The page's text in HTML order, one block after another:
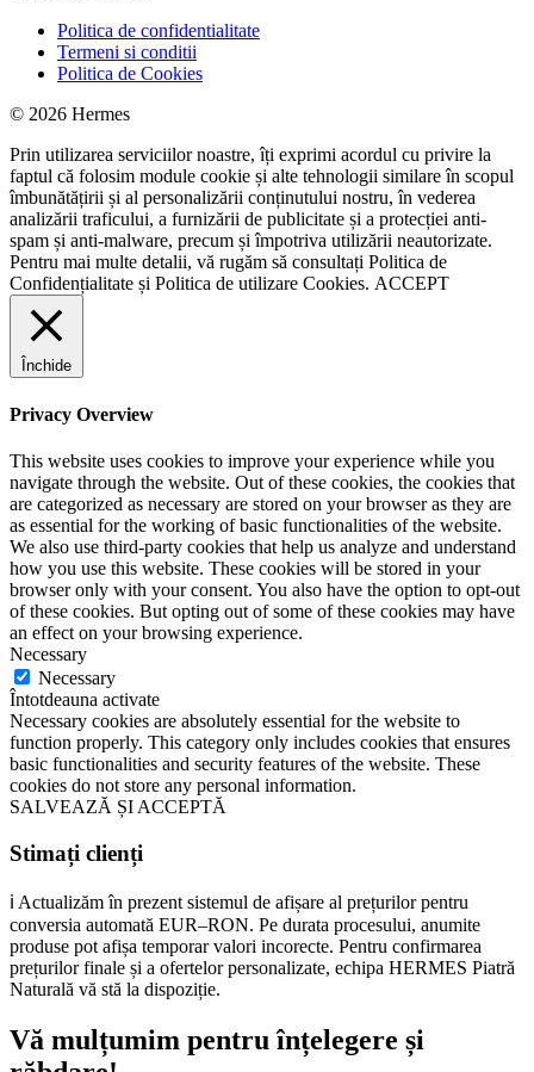
Politica de confidentialitate
Termeni si conditii
Politica de Cookies
© 2026 Hermes
Prin utilizarea serviciilor noastre, îți exprimi acordul cu privire la
faptul că folosim module cookie și alte tehnologii similare în scopul
îmbunătățirii și al personalizării conținutului nostru, în vederea
analizării traficului, a furnizării de publicitate și a protecției anti-
spam și anti-malware, precum și împotriva utilizării neautorizate.
Pentru mai multe detalii, vă rugăm să consultați Politica de
Confidențialitate și Politica de utilizare Cookies. ACCEPT
Închide
Privacy Overview
This website uses cookies to improve your experience while you
navigate through the website. Out of these cookies, the cookies that
are categorized as necessary are stored on your browser as they are
as essential for the working of basic functionalities of the website.
We also use third-party cookies that help us analyze and understand
how you use this website. These cookies will be stored in your
browser only with your consent. You also have the option to opt-out
of these cookies. But opting out of some of these cookies may have
an effect on your browsing experience.
Necessary
Necessary
Întotdeauna activate
Necessary cookies are absolutely essential for the website to
function properly. This category only includes cookies that ensures
basic functionalities and security features of the website. These
cookies do not store any personal information.
SALVEAZĂ ȘI ACCEPTĂ
Stimați clienți
ℹ️ Actualizăm în prezent sistemul de afișare al prețurilor pentru
conversia automată EUR–RON. Pe durata procesului, anumite
produse pot afișa temporar valori incorecte. Pentru confirmarea
prețurilor finale și a ofertelor personalizate, echipa HERMES Piatră
Naturală vă stă la dispoziție.
Vă mulțumim pentru înțelegere și